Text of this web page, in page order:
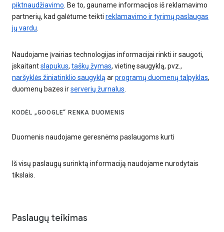
piktnaudžiavimo. Be to, gauname informacijos iš reklamavimo
partnerių, kad galėtume teikti reklamavimo ir tyrimų paslaugas
jų vardu.
Naudojame įvairias technologijas informacijai rinkti ir saugoti,
įskaitantslapukus, taškų žymas, vietinę saugyklą, pvz.,
naršyklės žiniatinklio saugyklą arprogramų duomenų talpyklas,
duomenų bazes irserverių žurnalus.
KODĖL „GOOGLE“ RENKA DUOMENIS
Duomenis naudojame geresnėms paslaugoms kurti
Iš visų paslaugų surinktą informaciją naudojame nurodytais
tikslais.
Paslaugų teikimas